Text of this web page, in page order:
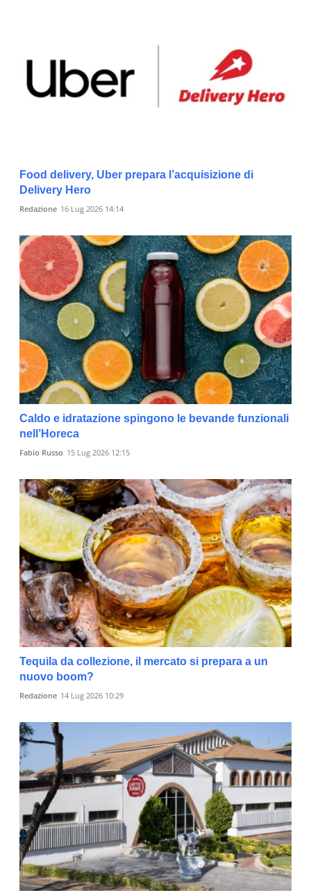
Food delivery, Uber prepara l’acquisizione di
Delivery Hero
Redazione 16 Lug 2026 14:14
Caldo e idratazione spingono le bevande funzionali
nell’Horeca
Fabio Russo 15 Lug 2026 12:15
Tequila da collezione, il mercato si prepara a un
nuovo boom?
Redazione 14 Lug 2026 10:29